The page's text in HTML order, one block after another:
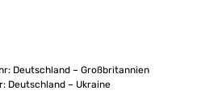
Deutschland – Großbritannien
Deutschland – Ukraine